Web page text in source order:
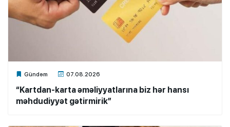
Gündəm 07.08.2026
Xalq.Online
“Kartdan-karta əməliyyatlarına biz hər hansı
məhdudiyyət gətirmirik”